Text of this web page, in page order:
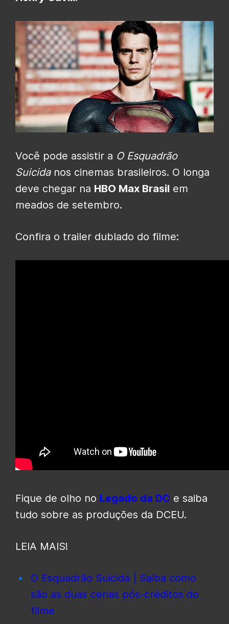
Você pode assistir a O Esquadrão
Suicidanos cinemas brasileiros. O longa
deve chegar na HBO Max Brasil em
meados de setembro.
Confira o trailer dublado do filme:
Fique de olho no Legado da DC e saiba
tudo sobre as produções da DCEU.
LEIA MAIS!
O Esquadrão Suicida | Saiba como
são as duas cenas pós-créditos do
filme